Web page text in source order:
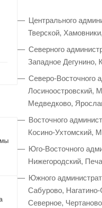
Центрального
Тверской,
Северного
Западное Дегунино,
Северо-Восточного
Лосиноостровский,
Медведково,
Восточного
Косино-Ухтомский,
Юго-Восточного
Нижегородский,
Южного
Сабурово,
Северное,
мы